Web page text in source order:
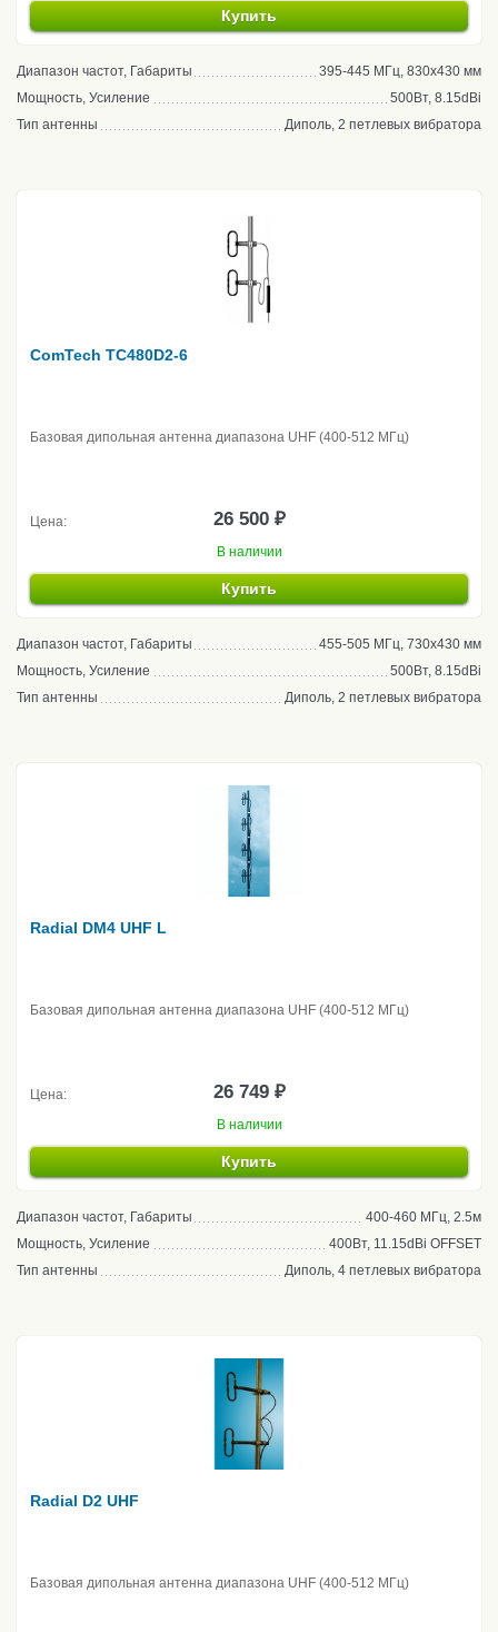
Купить
Диапазон частот, Габариты
395-445 МГц, 830х430 мм
Мощность, Усиление
500Вт, 8.15dBi
Тип антенны
Диполь, 2 петлевых вибратора
ComTech TC480D2-6
Базовая дипольная антенна диапазона UHF (400-512 МГц)
Цена: 26 500 ₽
В наличии
Купить
Диапазон частот, Габариты
455-505 МГц, 730х430 мм
Мощность, Усиление
500Вт, 8.15dBi
Тип антенны
Диполь, 2 петлевых вибратора
Radial DM4 UHF L
Базовая дипольная антенна диапазона UHF (400-512 МГц)
Цена: 26 749 ₽
В наличии
Купить
Диапазон частот, Габариты
400-460 МГц, 2.5м
Мощность, Усиление
400Вт, 11.15dBi OFFSET
Тип антенны
Диполь, 4 петлевых вибратора
Radial D2 UHF
Базовая дипольная антенна диапазона UHF (400-512 МГц)